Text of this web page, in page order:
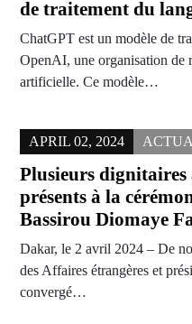
de traitement du
ChatGPT est un modèle de
OpenAI, une organisation de
artificielle. Ce modèle…
APRIL 02, 2024
Plusieurs
présents à la
Bassirou Diomaye
Dakar, le 2 avril 2024 – De
des Affaires étrangères et
convergé…